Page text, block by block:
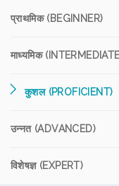
प्राथमिक (BEGINNER)
माध्यमिक
कुशल (PROFICIENT)
उन्नत (ADVANCED)
विशेषज्ञ (EXPERT)